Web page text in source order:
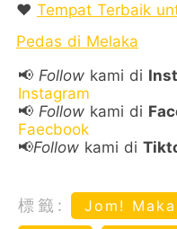
❤️ Tempat Terbaik
Pedas di Melaka
📢 Follow kami di
Instagram
📢 Follow kami di
Faecbook
📢Follow kami di
標籤: Jom!